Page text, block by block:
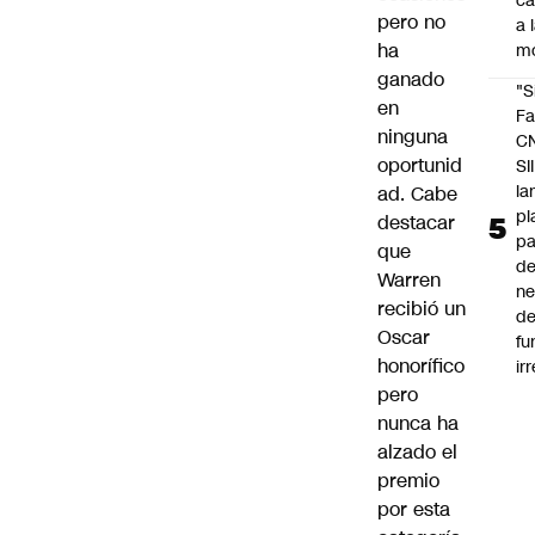
pero no
ha
ganado
en
ninguna
oportunid
ad. Cabe
destacar
que
Warren
recibió un
Oscar
honorífico
pero
nunca ha
alzado el
premio
por esta
a
SII
de